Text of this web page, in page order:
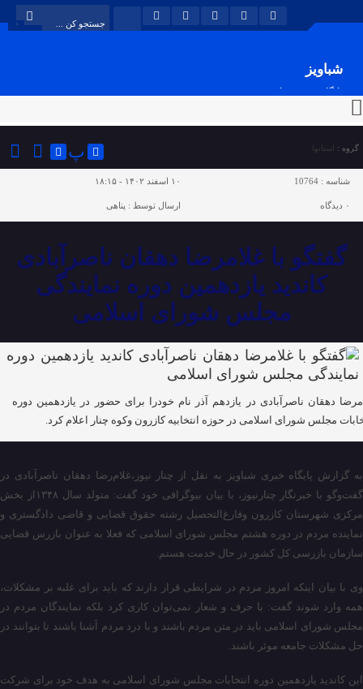
شباویز
پایگاه خبری شباویز
گروه : استانها پ
شناسه : 10764 ۱۰ اسفند ۱۴۰۲ - ۱۸:۱۵
۰ دیدگاه ارسال توسط : پناهی
گفتگو با غلامرضا دهقان ناصرآبادی
کاندید یازدهمین دوره نمایندگی
مجلس شورای اسلامی
دهقان ناصرآبادی در یازدهم آذر نام خودرا برای حضور در یازدهمین دوره
مجلس شورای اسلامی در حوزه انتخابیه کازرون وکوه چنار اعلام کرد.
به گزارش پایگاه خبری شباویز به نقل از چنار نیوز،غلام‌رضا دهقان ناصرآبادی در
گفت‌وگو با خبرنگار چنارنیوز، با بیان بیوگرافی خود گفت: متولد سال ۱۳۴۸از بخش
مرکزی شهرستان کازرون وفارغ‌التحصیل رشته حقوق قضایی و قاضی دادگستری و
نماینده مردم در دوره هشتم مجلس شورای اسلامی که فعلا به عنوان بازرس قضایی
سازمان بازرسی کل کشور در حال خدمت هستم.
وی با بیان اینکه امروز مردم در شرایطی قرار دارند که باید برای غلبه بر مشکلات،
همه وارد شوند گفت: با حرف و شعار نمی‌توان کاری کرد بلکه نمایندگان مردم در
مجلس شورای اسلامی باید در متن مردم باشند و با درد مردم آشنا باشند تا بتوانند در
حل مشکلات جامعه موثر باشند.
این کاندید یازدهمین دوره انتخابات مجلس شورای اسلامی به هدف خود برای شرکت